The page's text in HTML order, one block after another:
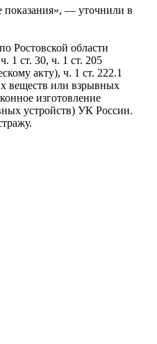
показания», — уточнили в
Ростовской области
1 ст. 30, ч. 1 ст. 205
акту), ч. 1 ст. 222.1
веществ или взрывных
изготовление
устройств) УК России.